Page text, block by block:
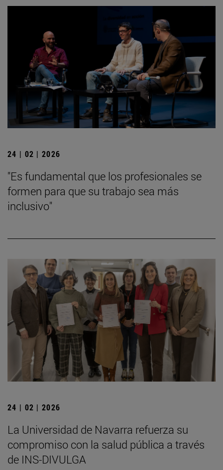
24 | 02 | 2026
"Es fundamental que los profesionales se
formen para que su trabajo sea más
inclusivo"
24 | 02 | 2026
La Universidad de Navarra refuerza su
compromiso con la salud pública a través
de INS-DIVULGA